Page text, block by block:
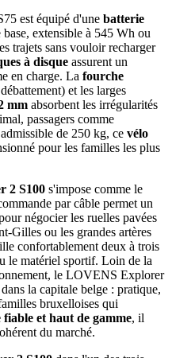
est équipé d'une batterie
extensible à 545 Wh ou
trajets sans vouloir recharger
à disque assurent un
en charge. La fourche
et les larges
mm absorbent les irrégularités
passagers comme
de 250 kg, ce vélo
pour les familles les plus
2 S100 s'impose comme le
par câble permet un
négocier les ruelles pavées
Gilles ou les grandes artères
confortablement deux à trois
le matériel sportif. Loin de la
le LOVENS Explorer
la capitale belge : pratique,
bruxelloises qui
et haut de gamme, il
du marché.